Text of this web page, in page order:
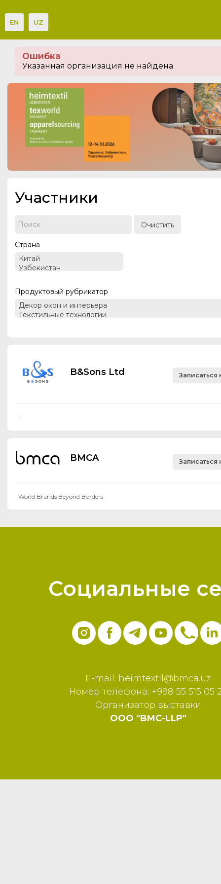
EN UZ
Ошибка
Указанная организация не найдена
Участники
Очистить
Страна
Продуктовый рубрикатор
B&Sons Ltd Записаться
-
BMCA Записаться
World Brands Beyond Borders
Организации
О сервисе
Посетителям
Организациям
Организаторам
Социальные
E-mail: heimtextil@bmca.uz
Номер телефона: +998 55 515 05
Организатор выставки
ООО "BMC-LLP"